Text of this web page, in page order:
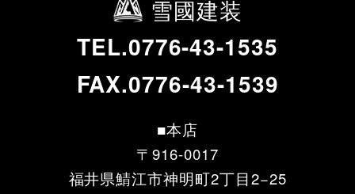
雪國建装
TEL.0776-43-1535
FAX.0776-43-1539
■本店
〒916-0017
福井県鯖江市神明町2丁目2−25